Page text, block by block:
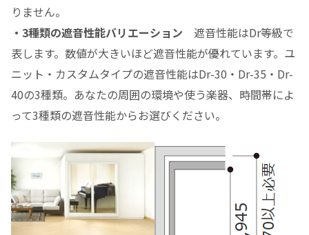
りません。
・3種類の遮音性能バリエーション 遮音性能はDr等級で
表します。数値が大きいほど遮音性能が優れています。ユ
ニット・カスタムタイプの遮音性能はDr-30・Dr-35・Dr-
40の3種類。あなたの周囲の環境や使う楽器、時間帯によ
って3種類の遮音性能からお選びください。